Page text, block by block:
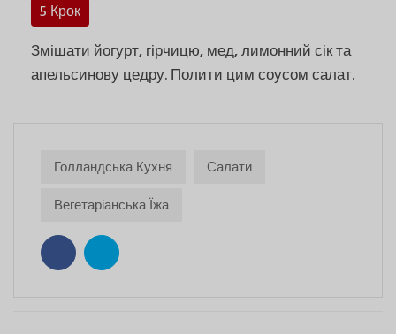
5 Крок
Змішати йогурт, гірчицю, мед, лимонний сік та
апельсинову цедру. Полити цим соусом салат.
Голландська Кухня
Салати
Вегетаріанська Їжа